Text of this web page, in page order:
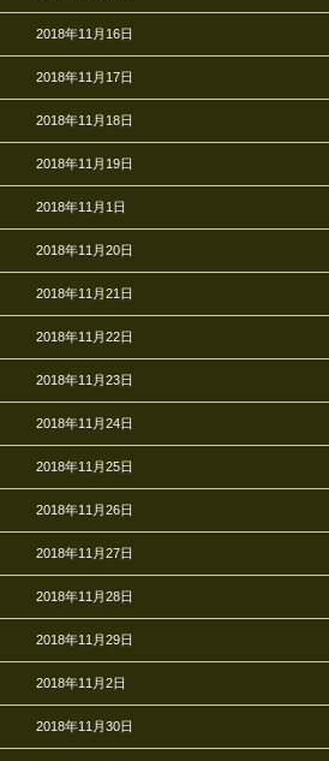
2018年11月16日
2018年11月17日
2018年11月18日
2018年11月19日
2018年11月1日
2018年11月20日
2018年11月21日
2018年11月22日
2018年11月23日
2018年11月24日
2018年11月25日
2018年11月26日
2018年11月27日
2018年11月28日
2018年11月29日
2018年11月2日
2018年11月30日